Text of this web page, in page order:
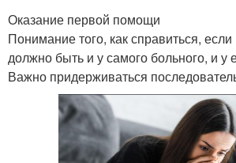
Оказание первой помощи
Понимание того, как справиться,
должно быть и у самого больного, и у
Важно придерживаться